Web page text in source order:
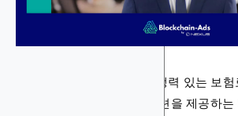
Insurance Protector는 경쟁력 있는 보
비스로 비즈니스 보험 솔루션을 제공하